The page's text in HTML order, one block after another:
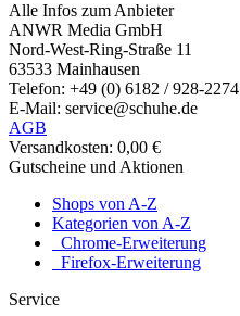
Alle Infos zum Anbieter
ANWR Media GmbH
Nord-West-Ring-Straße 11
63533 Mainhausen
Telefon: +49 (0) 6182 / 928-2274
E-Mail: service@schuhe.de
AGB
Versandkosten: 0,00 €
Gutscheine und Aktionen
Shops von A-Z
Kategorien von A-Z
Chrome-Erweiterung
Firefox-Erweiterung
Service